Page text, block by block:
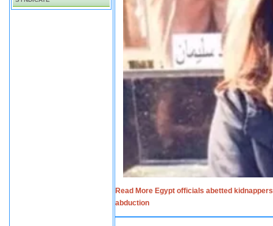
Read More Egypt officials abetted
abduction